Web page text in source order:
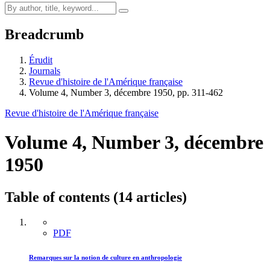
Breadcrumb
Érudit
Journals
Revue d'histoire de l'Amérique française
Volume 4, Number 3, décembre 1950, pp. 311-462
Revue d'histoire de l'Amérique française
Volume 4, Number 3, décembre
1950
Table of contents (14 articles)
PDF
Remarques sur la notion de culture en anthropologie